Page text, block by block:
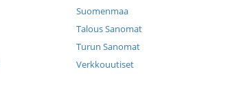
Suomenmaa
Talous Sanomat
Turun Sanomat
Verkkouutiset